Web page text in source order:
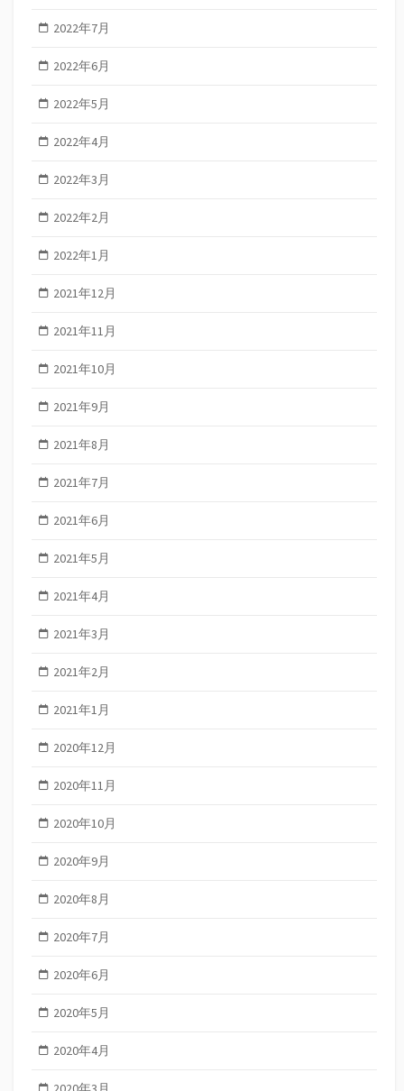
2022年7月
2022年6月
2022年5月
2022年4月
2022年3月
2022年2月
2022年1月
2021年12月
2021年11月
2021年10月
2021年9月
2021年8月
2021年7月
2021年6月
2021年5月
2021年4月
2021年3月
2021年2月
2021年1月
2020年12月
2020年11月
2020年10月
2020年9月
2020年8月
2020年7月
2020年6月
2020年5月
2020年4月